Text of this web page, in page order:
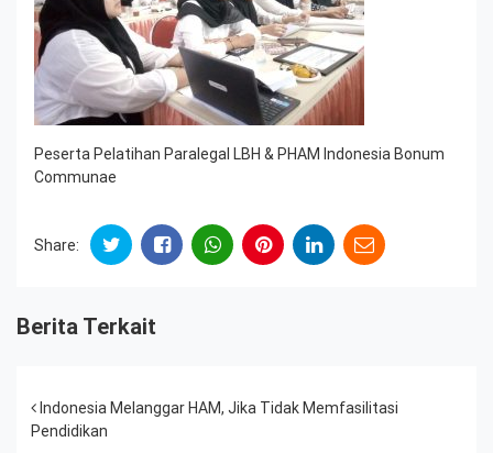
Peserta Pelatihan Paralegal LBH & PHAM Indonesia Bonum
Communae
Share:
Berita Terkait
Post navigation
Indonesia Melanggar HAM, Jika Tidak Memfasilitasi
Pendidikan